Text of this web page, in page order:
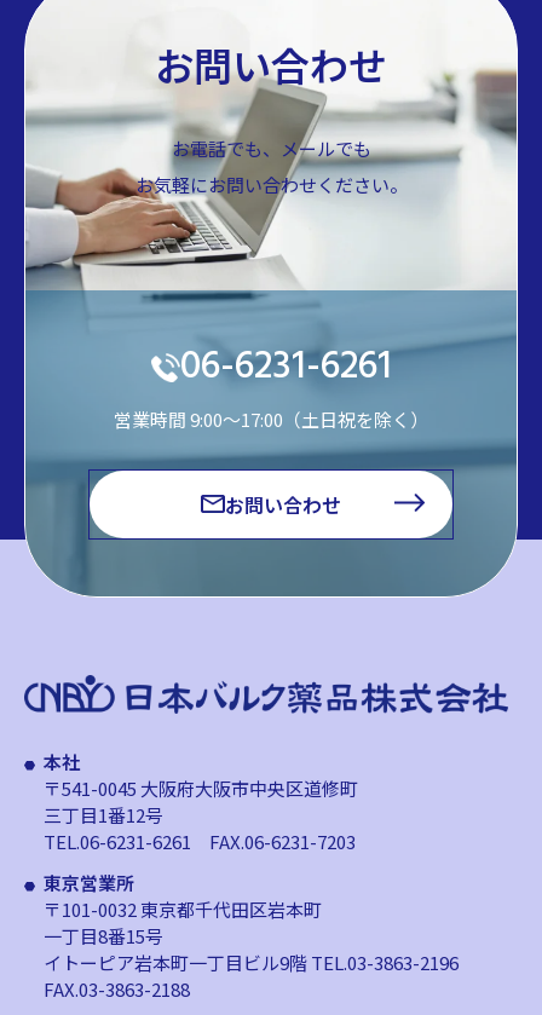
お問い合わせ
お電話でも、メールでも
お気軽にお問い合わせください。
06-6231-6261
営業時間 9:00～17:00（土日祝を除く）
お問い合わせ
本社
〒541-0045 大阪府大阪市中央区道修町
三丁目1番12号
TEL.06-6231-6261 FAX.06-6231-7203
東京営業所
〒101-0032 東京都千代田区岩本町
一丁目8番15号
イトーピア岩本町一丁目ビル9階TEL.03-3863-2196
FAX.03-3863-2188